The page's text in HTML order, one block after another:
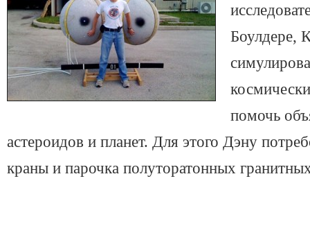
Боулдере,
помочь
астероидов и планет. Для этого Дэну
краны и парочка полуторатонных